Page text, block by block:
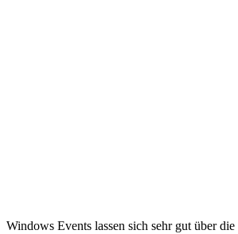
Windows Events lassen sich sehr gut über